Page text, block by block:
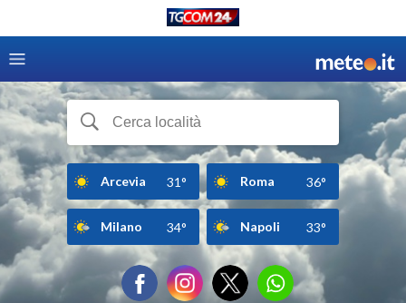
Arcevia 31° Roma 36°
Milano 34° Napoli 33°